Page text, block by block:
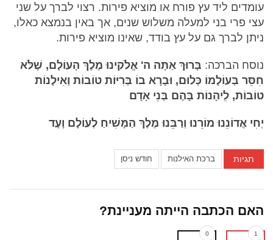
עומדים ליד עץ פורח או מוציא פירות. רצוי לברך על שני
עצי פרי בני למעלה משלוש שנים, אך באין בנמצא כאלו,
ניתן לברך גם על עץ בודד, שאינו מוציא פירות.
נוסח הברכה: בָּרוּךְ אַתָּה ה' אֱלֹקינוּ מֶלֶךְ הָעוֹלָם, שֶׁלֹּא
חִסֵּר בְּעוֹלָמוֹ כְּלוּם, וּבָרָא בוֹ בְּרִיּוֹת טוֹבוֹת וְאִילָנוֹת
טוֹבוֹת, לֵיהָנוֹת בָּהֶם בְּנֵי אָדָם
יְחִי אֲדוֹנֵנוּ מוֹרֵנוּ וְרַבֵּנוּ מֶלֶךְ הַמָּשִׁיחַ לְעוֹלָם וָעֶד
תגיות ברכת האילנות חודש ניסן
האם הכתבה הייתה מעניינת?
1
0